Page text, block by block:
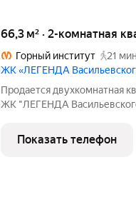
66,3 м² · 2-комнатная
Горный институт
21
ЖК «ЛЕГЕНДА
Продается двухкомнатная
ЖК "ЛЕГЕНДА
24.34 кв.м. Комнаты
сторону.
Показать телефон